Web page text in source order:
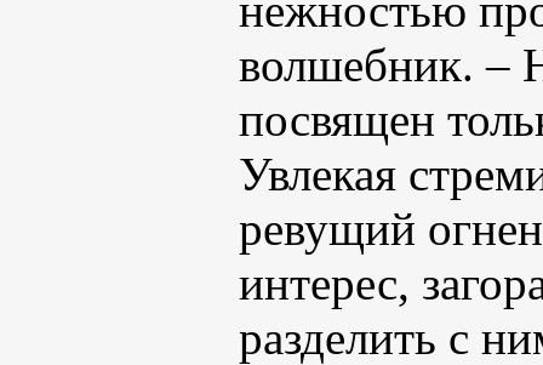
волшебник. –
посвящен
Увлекая
ревущий
интерес,
разделить с